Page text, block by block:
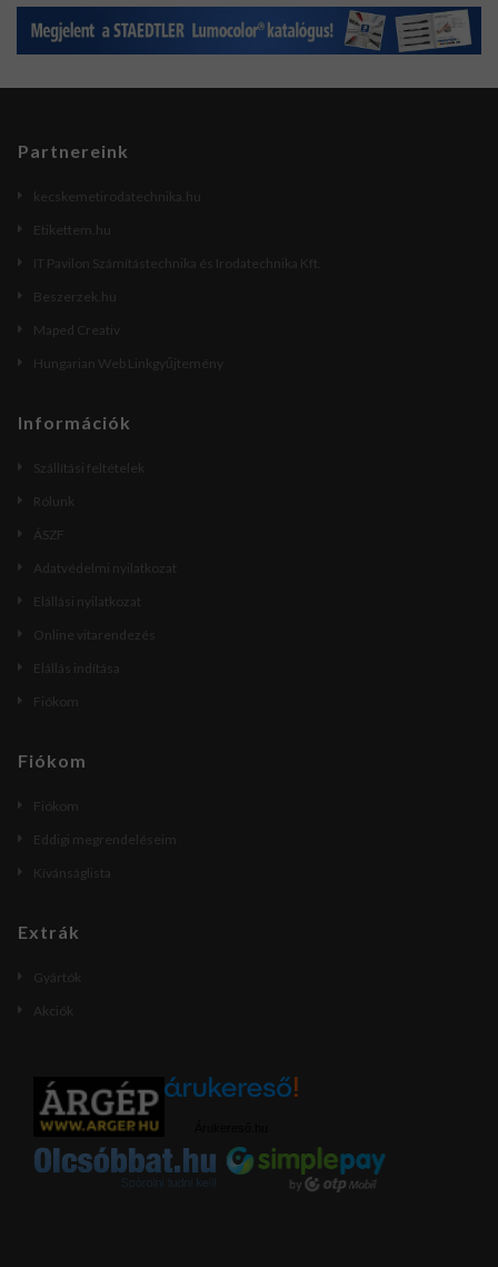
Partnereink
kecskemetirodatechnika.hu
Etikettem.hu
IT Pavilon Számítástechnika és Irodatechnika Kft.
Beszerzek.hu
Maped Creativ
Hungarian Web Linkgyűjtemény
Információk
Szállítási feltételek
Rólunk
ÁSZF
Adatvédelmi nyilatkozat
Elállási nyilatkozat
Online vitarendezés
Elállás indítása
Fiókom
Fiókom
Fiókom
Eddigi megrendeléseim
Kívánságlista
Extrák
Gyártók
Akciók